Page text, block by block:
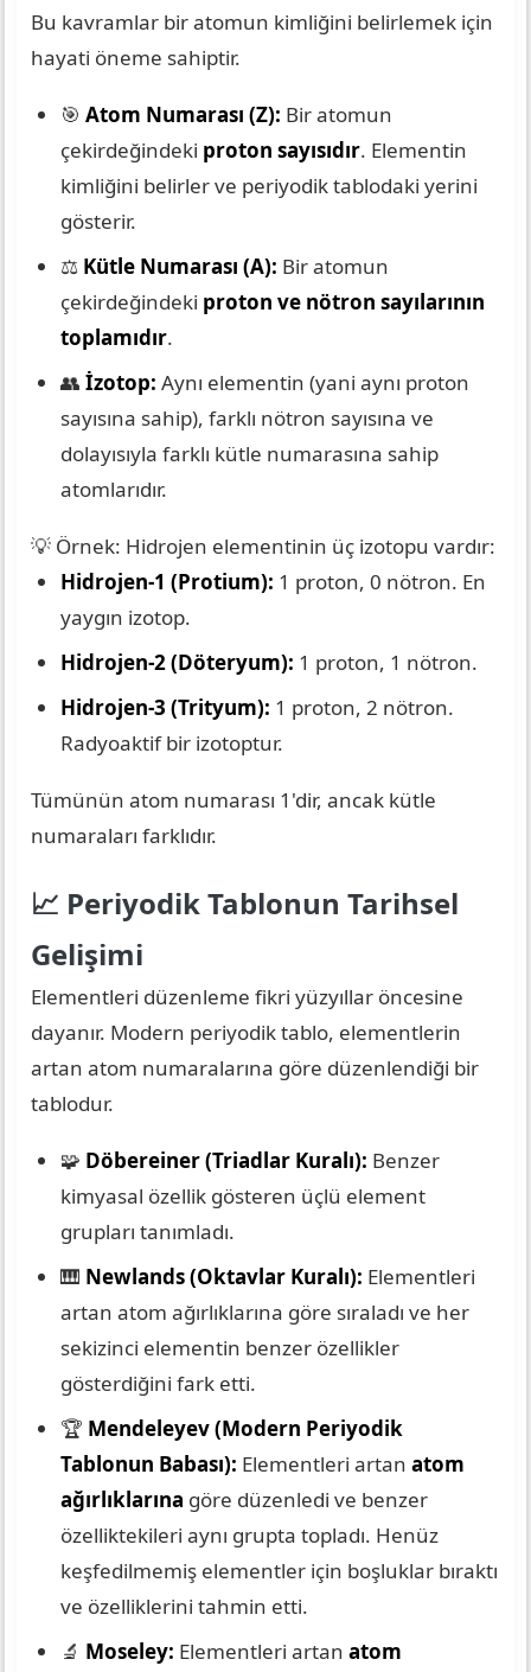
Bu kavramlar bir atomun kimliğini belirlemek için
hayati öneme sahiptir.
🎯 Atom Numarası (Z): Bir atomun
çekirdeğindeki proton sayısıdır. Elementin
kimliğini belirler ve periyodik tablodaki yerini
gösterir.
⚖️ Kütle Numarası (A): Bir atomun
çekirdeğindeki proton ve nötron sayılarının
toplamıdır.
👥 İzotop: Aynı elementin (yani aynı proton
sayısına sahip), farklı nötron sayısına ve
dolayısıyla farklı kütle numarasına sahip
atomlarıdır.
💡 Örnek: Hidrojen elementinin üç izotopu vardır:
Hidrojen-1 (Protium): 1 proton, 0 nötron. En
yaygın izotop.
Hidrojen-2 (Döteryum): 1 proton, 1 nötron.
Hidrojen-3 (Trityum): 1 proton, 2 nötron.
Radyoaktif bir izotoptur.
Tümünün atom numarası 1'dir, ancak kütle
numaraları farklıdır.
📈 Periyodik Tablonun Tarihsel
Gelişimi
Elementleri düzenleme fikri yüzyıllar öncesine
dayanır. Modern periyodik tablo, elementlerin
artan atom numaralarına göre düzenlendiği bir
tablodur.
🧩 Döbereiner (Triadlar Kuralı): Benzer
kimyasal özellik gösteren üçlü element
grupları tanımladı.
🎹 Newlands (Oktavlar Kuralı): Elementleri
artan atom ağırlıklarına göre sıraladı ve her
sekizinci elementin benzer özellikler
gösterdiğini fark etti.
🏆 Mendeleyev (Modern Periyodik
Tablonun Babası): Elementleri artan atom
ağırlıklarına göre düzenledi ve benzer
özelliktekileri aynı grupta topladı. Henüz
keşfedilmemiş elementler için boşluklar bıraktı
ve özelliklerini tahmin etti.
🔬 Moseley: Elementleri artan atom